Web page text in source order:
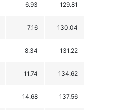
6.93 129.81
7.16 130.04
8.34 131.22
11.74 134.62
14.68 137.56